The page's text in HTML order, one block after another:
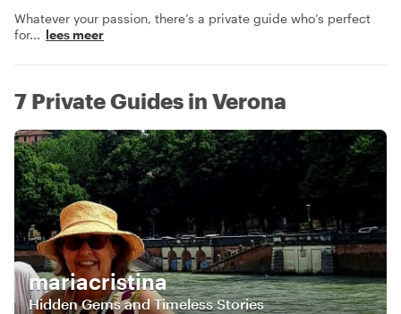
Whatever your passion, there’s a private guide who’s perfect
for... lees meer
7 Private Guides in Verona
mariacristina
Hidden Gems and Timeless Stories